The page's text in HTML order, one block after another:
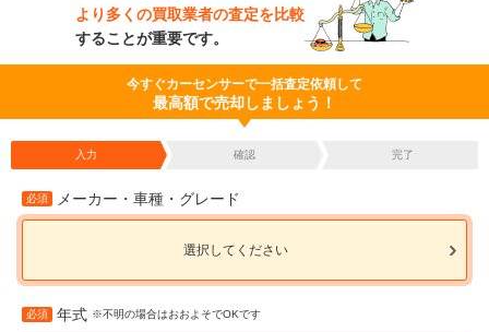
より多くの買取業者の査定を比較
することが重要です。
今すぐカーセンサーで一括査定依頼して
最高額で売却しましょう！
入力 確認 完了
必須 メーカー・車種・グレード
選択してください
必須 年式 ※不明の場合はおおよそでOKです